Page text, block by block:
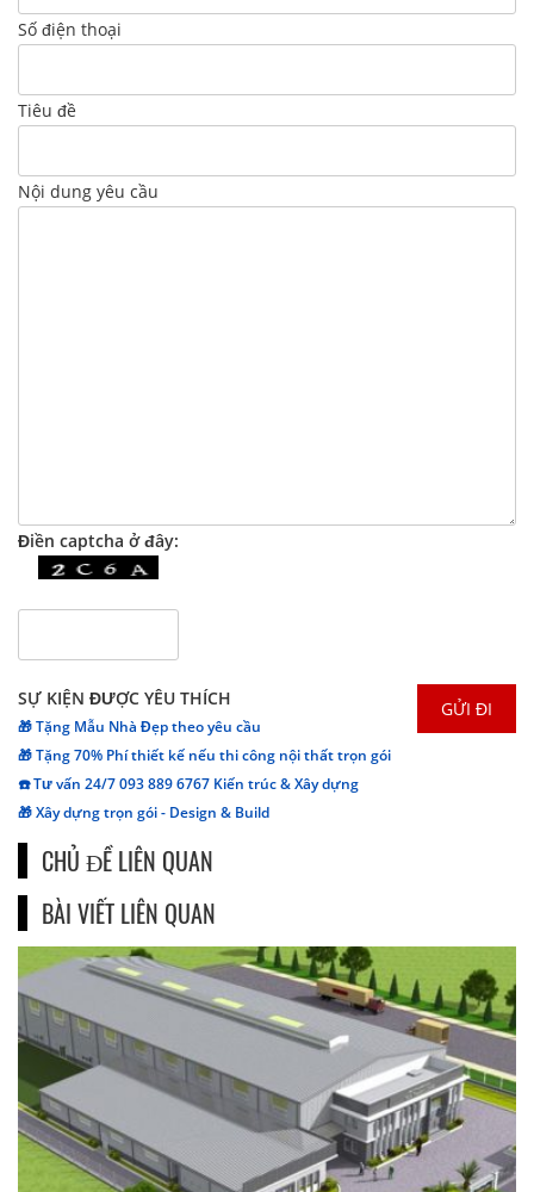
Số điện thoại
Tiêu đề
Nội dung yêu cầu
Điền captcha ở đây:
SỰ KIỆN ĐƯỢC YÊU THÍCH
🎁 Tặng Mẫu Nhà Đẹp theo yêu cầu
🎁 Tặng 70% Phí thiết kế nếu thi công nội thất trọn gói
☎️ Tư vấn 24/7 093 889 6767 Kiến trúc & Xây dựng
🎁 Xây dựng trọn gói - Design & Build
CHỦ ĐỀ LIÊN QUAN
BÀI VIẾT LIÊN QUAN